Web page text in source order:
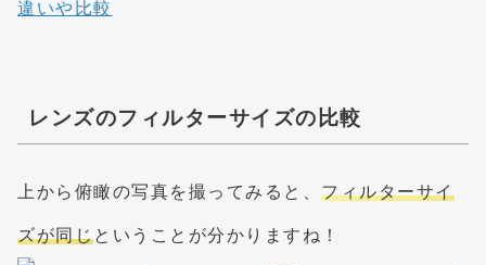
レンズのフィルターサイズの比較
上から俯瞰の写真を撮ってみると、 フィルターサイ
ズが同じということが分かりますね！